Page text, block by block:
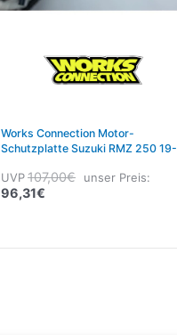
Works Connection Motor-
Schutzplatte Suzuki RMZ 250 19-
UVP107,00€ unser Preis:
96,31€